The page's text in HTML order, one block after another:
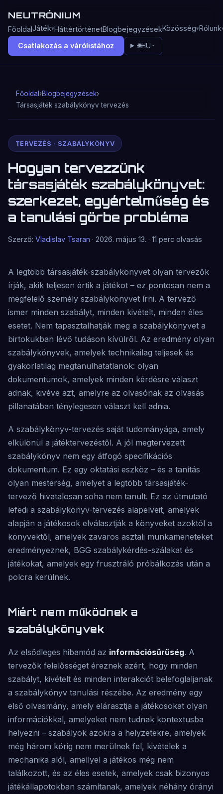
NEUTRÓNIUM
FőoldalJáték HáttértörténetBlogbejegyzésekKözösség Rólunk
Csatlakozás a várólistához 🌐HU
Főoldal ›Blogbejegyzések›
Társasjáték szabálykönyv tervezés
TERVEZÉS · SZABÁLYKÖNYV
Hogyan tervezzünk
társasjáték szabálykönyvet:
szerkezet, egyértelműség és
a tanulási görbe probléma
Szerző: Vladislav Tsaran · 2026. május 13. · 11 perc olvasás
A legtöbb társasjáték-szabálykönyvet olyan tervezők
írják, akik teljesen értik a játékot – ez pontosan nem a
megfelelő személy szabálykönyvet írni. A tervező
ismer minden szabályt, minden kivételt, minden éles
esetet. Nem tapasztalhatják meg a szabálykönyvet a
birtokukban lévő tudáson kívülről. Az eredmény olyan
szabálykönyvek, amelyek technikailag teljesek és
gyakorlatilag megtanulhatatlanok: olyan
dokumentumok, amelyek minden kérdésre választ
adnak, kivéve azt, amelyre az olvasónak az olvasás
pillanatában ténylegesen választ kell adnia.
A szabálykönyv-tervezés saját tudományága, amely
elkülönül a játéktervezéstől. A jól megtervezett
szabálykönyv nem egy átfogó specifikációs
dokumentum. Ez egy oktatási eszköz – és a tanítás
olyan mesterség, amelyet a legtöbb társasjáték-
tervező hivatalosan soha nem tanult. Ez az útmutató
lefedi a szabálykönyv-tervezés alapelveit, amelyek
alapján a játékosok elválasztják a könyveket azoktól a
könyvektől, amelyek zavaros asztali munkameneteket
eredményeznek, BGG szabálykérdés-szálakat és
játékokat, amelyek egy frusztráló próbálkozás után a
polcra kerülnek.
Miért nem működnek a
szabálykönyvek
Az elsődleges hibamód az információsűrűség. A
tervezők felelősséget éreznek azért, hogy minden
szabályt, kivételt és minden interakciót belefoglaljanak
a szabálykönyv tanulási részébe. Az eredmény egy
első olvasmány, amely elárasztja a játékosokat olyan
információkkal, amelyeket nem tudnak kontextusba
helyezni – szabályok azokra a helyzetekre, amelyek
még három körig nem merülnek fel, kivételek a
mechanika alól, amellyel a játékos még nem
találkozott, és az éles esetek, amelyek csak bizonyos
játékállapotokban számítanak, amelyek néhány órányi